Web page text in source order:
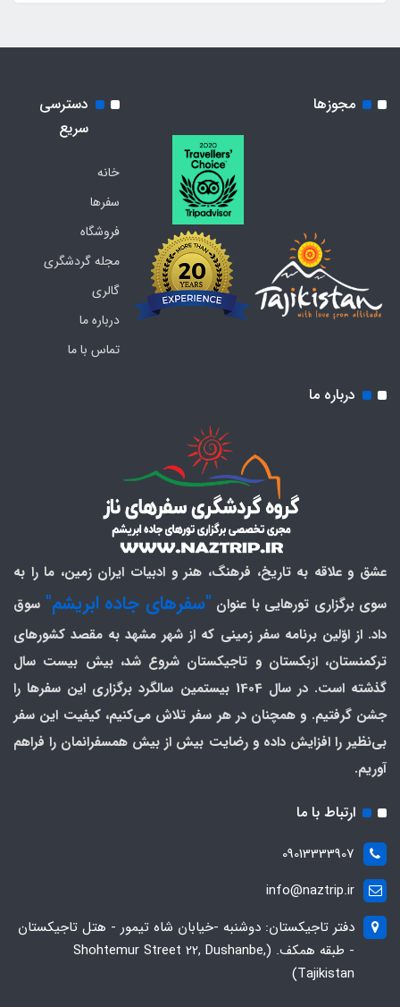
مجوزها
دسترسی
سریع
خانه
سفرها
فروشگاه
مجله گردشگری
گالری
درباره ما
تماس با ما
درباره ما
عشق و علاقه به تاریخ، فرهنگ، هنر و ادبیات ایران زمین، ما را به
سوی برگزاری تورهایی با عنوان "سفرهای جاده ابریشم" سوق
داد. از اوّلین برنامه سفر زمینی که از شهر مشهد به مقصد کشورهای
ترکمنستان، ازبکستان و تاجیکستان شروع شد، بیش بیست سال
گذشته است. در سال 1404 بیستمین سالگرد برگزاری این سفرها را
جشن گرفتیم. و همچنان در هر سفر تلاش می‌کنیم، کیفیت این سفر
بی‌نظیر را افزایش داده و رضایت بیش از بیش همسفرانمان را فراهم
آوریم.
ارتباط با ما
09013333907
info@naztrip.ir
دفتر تاجیکستان: دوشنبه -خیابان شاه تیمور - هتل تاجیکستان
- طبقه همکف. (Shohtemur Street 22, Dushanbe,
Tajikistan)